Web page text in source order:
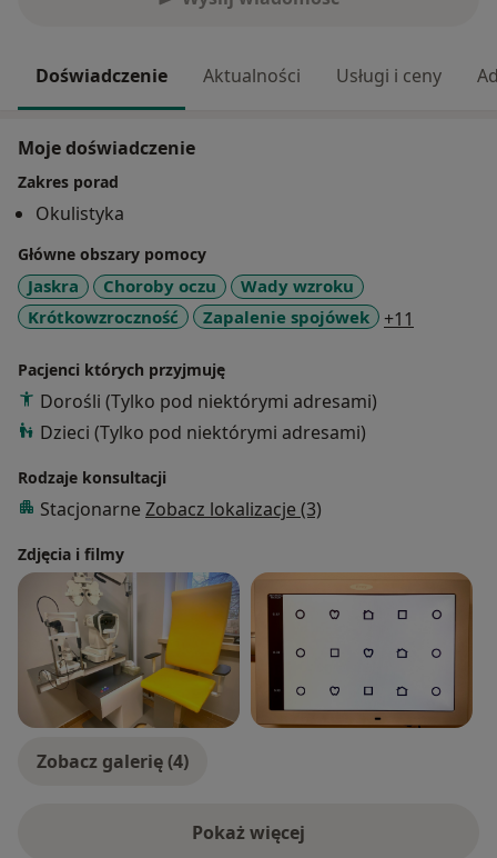
Doświadczenie Aktualności Usługi i ceny
Moje doświadczenie
Zakres porad
Okulistyka
Główne obszary pomocy
Jaskra Choroby oczu
Wady wzroku
Krótkowzroczność
Zapalenie spojówek +11
Pacjenci których przyjmuję
Dorośli (Tylko pod niektórymi adresami)
Dzieci (Tylko pod niektórymi adresami)
Rodzaje konsultacji
Stacjonarne Zobacz lokalizacje (3)
Zdjęcia i filmy
Zobacz galerię (4)
Pokaż więcejo doświadczeniu